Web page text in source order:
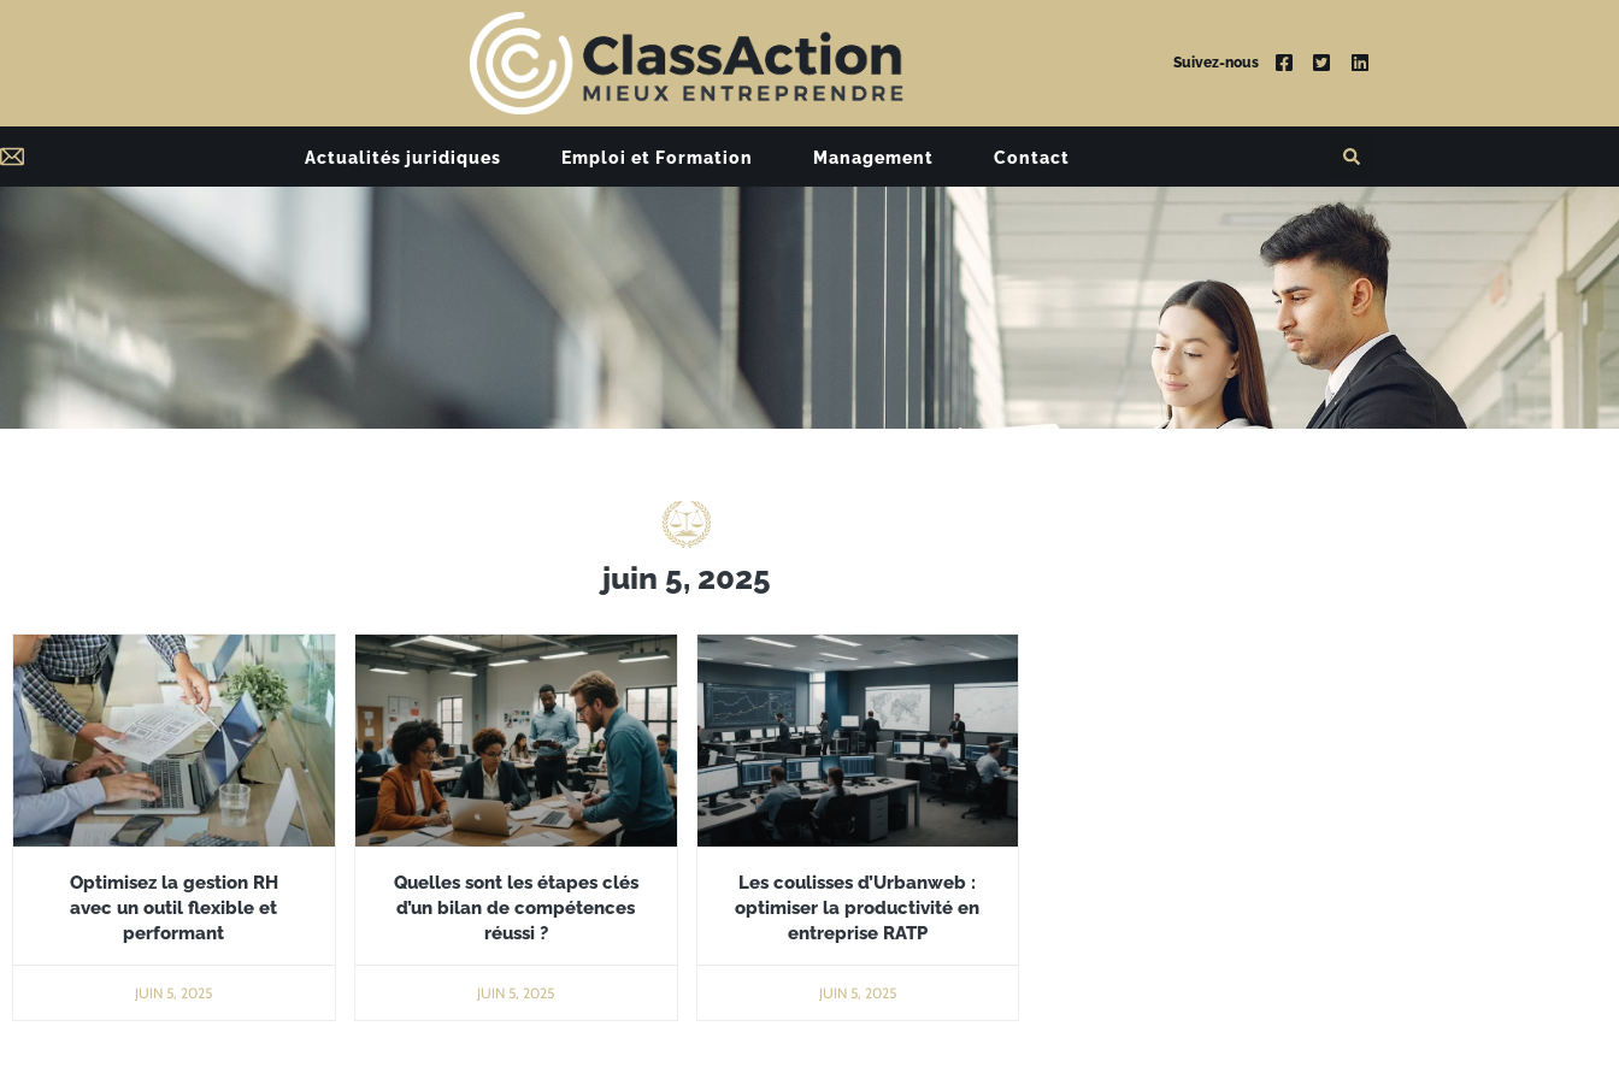
Suivez-nous
Actualités juridiques Emploi et Formation Management Contact
juin 5, 2025
Optimisez la gestion RH
avec un outil flexible et
performant
JUIN 5, 2025
Quelles sont les étapes clés
d’un bilan de compétences
réussi ?
JUIN 5, 2025
Les coulisses d’Urbanweb :
optimiser la productivité en
entreprise RATP
JUIN 5, 2025